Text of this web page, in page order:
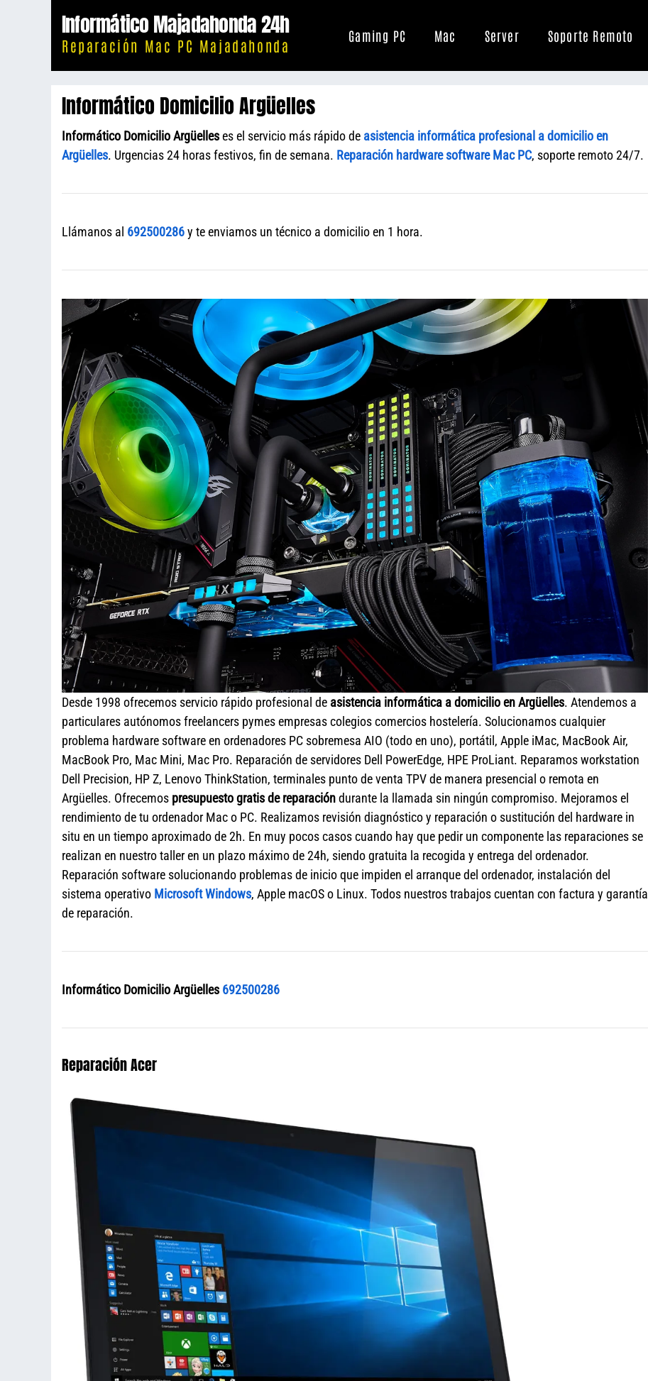
Informático Majadahonda 24h
Reparación Mac PC Majadahonda
Gaming PC Mac Server Soporte Remoto
Informático Domicilio Argüelles
Informático Domicilio Argüelleses el servicio más rápido de asistencia informática profesional a domicilio en
Argüelles. Urgencias 24 horas festivos, fin de semana. Reparación hardware software Mac PC, soporte remoto 24/7.
Llámanos al 692500286y te enviamos un técnico a domicilio en 1 hora.
Desde 1998 ofrecemos servicio rápido profesional de asistencia informática a domicilio en Argüelles. Atendemos a
particulares autónomos freelancers pymes empresas colegios comercios hostelería. Solucionamos cualquier
problema hardware software en ordenadores PC sobremesa AIO (todo en uno), portátil, Apple iMac, MacBook Air,
MacBook Pro, Mac Mini, Mac Pro. Reparación de servidores Dell PowerEdge, HPE ProLiant. Reparamos workstation
Dell Precision, HP Z, Lenovo ThinkStation, terminales punto de venta TPV de manera presencial o remota en
Argüelles. Ofrecemos presupuesto gratis de reparacióndurante la llamada sin ningún compromiso. Mejoramos el
rendimiento de tu ordenador Mac o PC. Realizamos revisión diagnóstico y reparación o sustitución del hardware in
situ en un tiempo aproximado de 2h. En muy pocos casos cuando hay que pedir un componente las reparaciones se
realizan en nuestro taller en un plazo máximo de 24h, siendo gratuita la recogida y entrega del ordenador.
Reparación software solucionando problemas de inicio que impiden el arranque del ordenador, instalación del
sistema operativo Microsoft Windows, Apple macOS o Linux. Todos nuestros trabajos cuentan con factura y garantía
de reparación.
Informático Domicilio Argüelles 692500286
Reparación Acer